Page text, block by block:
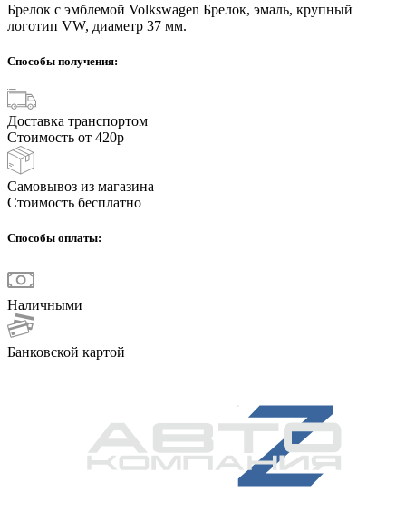
Брелок с эмблемой Volkswagen Брелок, эмаль, крупный
логотип VW, диаметр 37 мм.
Способы получения:
Доставка транспортом
Стоимость от 420р
Самовывоз из магазина
Стоимость бесплатно
Способы оплаты:
Наличными
Банковской картой